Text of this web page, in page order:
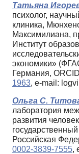
Татьяна
психолог,
клиника,
Максимилиана,
Институт
экономики»
Германия,
1963, e-mail:
Ольга С.
лаборатория
развития
Российская
0002-3839-7555,